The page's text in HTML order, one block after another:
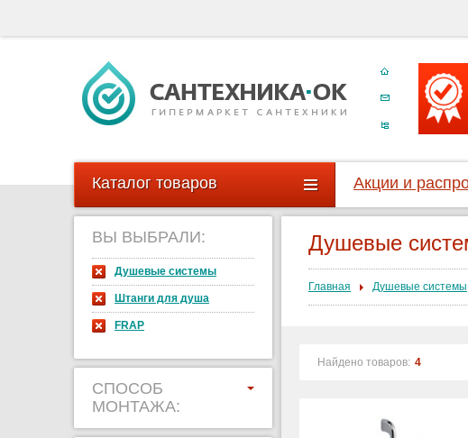
Каталог товаров Акции и
ВЫ ВЫБРАЛИ:
Душевые системы
Штанги для душа
FRAP
СПОСОБ
МОНТАЖА:
Душевые
Главная Душевые системы
Найдено товаров: 4